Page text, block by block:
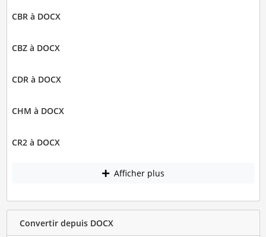
CBR à DOCX
CBZ à DOCX
CDR à DOCX
CHM à DOCX
CR2 à DOCX
Afficher plus
Convertir depuis DOCX